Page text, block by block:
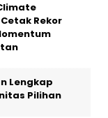
Rekor
Lengkap
Pilihan